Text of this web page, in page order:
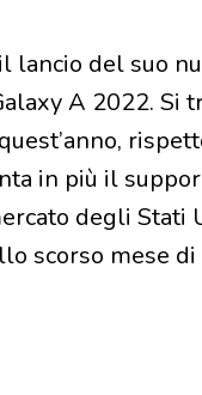
lancio del suo
A 2022. Si
in più il
degli Stati
scorso mese